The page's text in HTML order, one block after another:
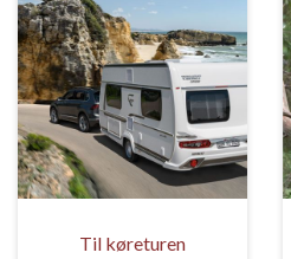
Til køreturen